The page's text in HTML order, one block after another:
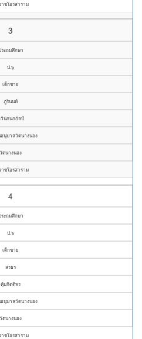
าชโอรสาราม
3
ระถมศึกษา
ป.๖
เด็กชาย
ภูรินนท์
นกนกกัลป์
อนุบาลวัดนางนอง
วัดนางนอง
าชโอรสาราม
4
ระถมศึกษา
ป.๖
เด็กชาย
สรธร
คุ้มกิตติพร
อนุบาลวัดนางนอง
วัดนางนอง
าชโอรสาราม